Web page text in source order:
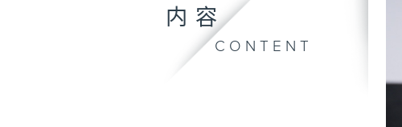
内容
CONTENT